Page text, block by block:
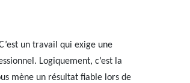
un travail qui exige une
Logiquement, c’est la
mène un résultat fiable lors de